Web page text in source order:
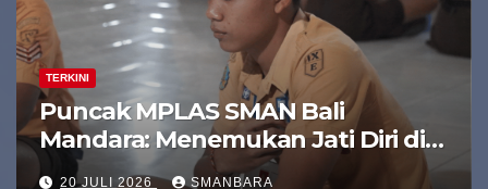
TERKINI
Puncak MPLAS SMAN Bali
Mandara: Menemukan Jati Diri di
Balik kegiatan The Calling (Time
20 JULI 2026 SMANBARA